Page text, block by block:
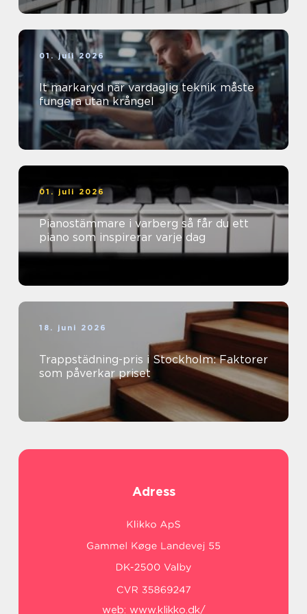
01. juli 2026
It markaryd när vardaglig teknik måste
fungera utan krångel
01. juli 2026
Pianostämmare i varberg så får du ett
piano som inspirerar varje dag
18. juni 2026
Trappstädning-pris i Stockholm: Faktorer
som påverkar priset
Adress
web: www.klikko.dk/